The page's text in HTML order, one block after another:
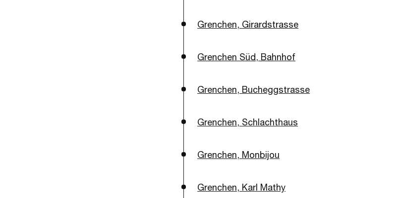
Grenchen, Girardstrasse
Grenchen Süd, Bahnhof
Grenchen, Bucheggstrasse
Grenchen, Schlachthaus
Grenchen, Monbijou
Grenchen, Karl Mathy